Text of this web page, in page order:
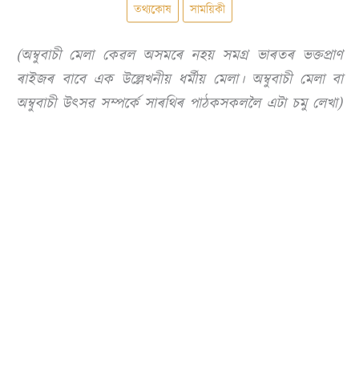
তথ্যকোষ সাময়িকী
(অম্বুবাচী মেলা কেৱল অসমৰে নহয় সমগ্ৰ ভাৰতৰ ভক্তপ্ৰাণ
ৰাইজৰ বাবে এক উল্লেখনীয় ধৰ্মীয় মেলা। অম্বুবাচী মেলা বা
অম্বুবাচী উত্সৱ সম্পৰ্কে সাৰথিৰ পাঠকসকললৈ এটা চমু লেখা)